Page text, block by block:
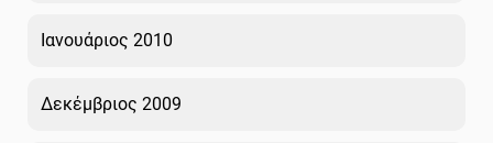
Ιανουάριος 2010
Δεκέμβριος 2009